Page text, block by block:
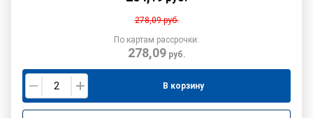
278,09руб.
По картам рассрочки:
278,09руб.
В корзину